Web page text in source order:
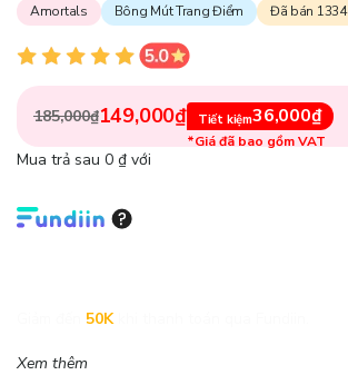
Amortals Bông Mút Trang Điểm Đã bán 1334
185,000₫149,000₫ Tiết kiệm36,000₫
*Giá đã bao gồm VAT
Mua trả sau 0 ₫ với
50K
Xem thêm